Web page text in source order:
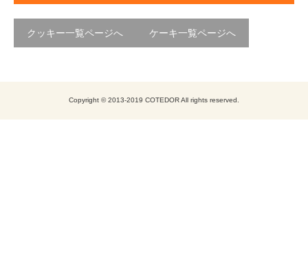
クッキー一覧ページへ ケーキ一覧ページへ
Copyright © 2013-2019 COTEDOR All rights reserved.